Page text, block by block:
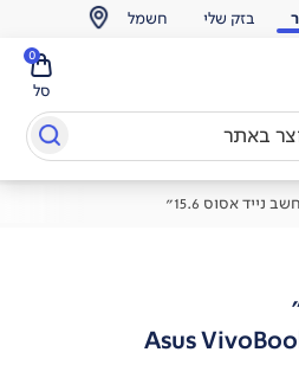
בזק שלי חשמל
סל
0
נייד אסוס 15.6"
Asus